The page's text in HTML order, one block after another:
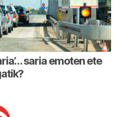
saria emoten ete